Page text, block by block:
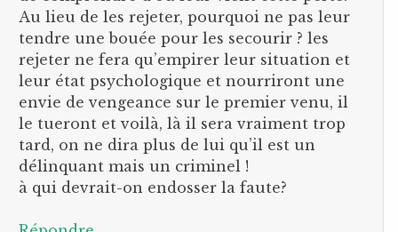
Au lieu de les rejeter, pourquoi ne pas leur
tendre une bouée pour les secourir ? les
rejeter ne fera qu’empirer leur situation et
leur état psychologique et nourriront une
envie de vengeance sur le premier venu, il
le tueront et voilà, là il sera vraiment trop
tard, on ne dira plus de lui qu’il est un
délinquant mais un criminel !
à qui devrait-on endosser la faute?